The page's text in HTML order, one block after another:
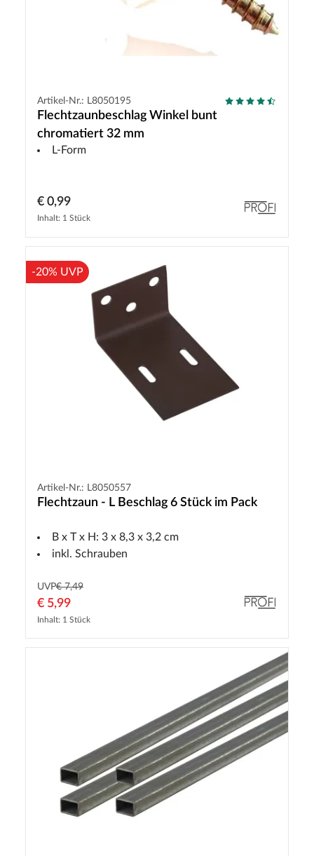
Artikel-Nr.: L8050195
Flechtzaunbeschlag Winkel bunt
chromatiert 32 mm
L-Form
€ 0,99
Inhalt: 1 Stück
-20% UVP
Artikel-Nr.: L8050557
Flechtzaun - L Beschlag 6 Stück im Pack
B x T x H: 3 x 8,3 x 3,2 cm
inkl. Schrauben
UVP€ 7,49
€ 5,99
Inhalt: 1 Stück